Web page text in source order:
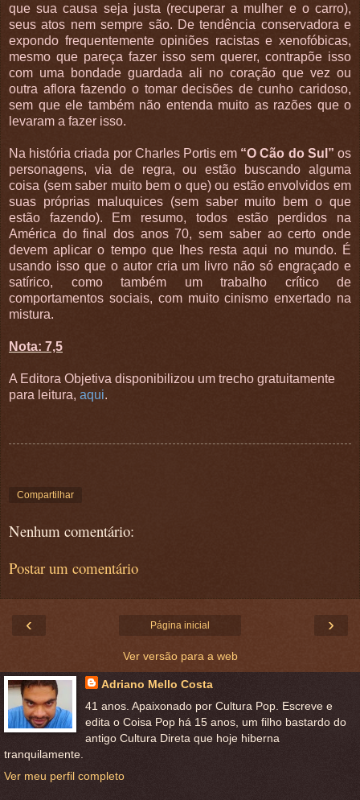
que sua causa seja justa (recuperar a mulher e o carro),
seus atos nem sempre são. De tendência conservadora e
expondo frequentemente opiniões racistas e xenofóbicas,
mesmo que pareça fazer isso sem querer, contrapõe isso
com uma bondade guardada ali no coração que vez ou
outra aflora fazendo o tomar decisões de cunho caridoso,
sem que ele também não entenda muito as razões que o
levaram a fazer isso.
Na história criada por Charles Portis em “O Cão do Sul” os
personagens, via de regra, ou estão buscando alguma
coisa (sem saber muito bem o que) ou estão envolvidos em
suas próprias maluquices (sem saber muito bem o que
estão fazendo). Em resumo, todos estão perdidos na
América do final dos anos 70, sem saber ao certo onde
devem aplicar o tempo que lhes resta aqui no mundo. É
usando isso que o autor cria um livro não só engraçado e
satírico, como também um trabalho crítico de
comportamentos sociais, com muito cinismo enxertado na
mistura.
Nota: 7,5
A Editora Objetiva disponibilizou um trecho gratuitamente
para leitura, aqui.
Compartilhar
Nenhum comentário:
Postar um comentário
‹ ›
Página inicial
Ver versão para a web
Adriano Mello Costa
41 anos. Apaixonado por Cultura Pop. Escreve e
edita o Coisa Pop há 15 anos, um filho bastardo do
antigo Cultura Direta que hoje hiberna
tranquilamente.
Ver meu perfil completo